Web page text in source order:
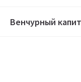
Венчурный